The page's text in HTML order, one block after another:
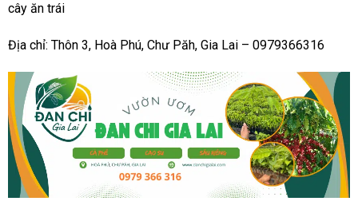
cây ăn trái
Địa chỉ: Thôn 3, Hoà Phú, Chư Păh, Gia Lai – 0979366316